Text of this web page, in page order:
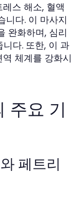
스 해소, 혈액
니다. 이 마사지
완화하며, 심리
다. 또한, 이 과
체계를 강화시
주요 기
페트리